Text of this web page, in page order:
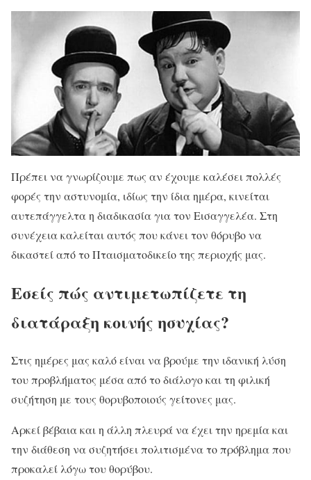
Πρέπει να γνωρίζουμε πως αν έχουμε καλέσει πολλές
φορές την αστυνομία, ιδίως την ίδια ημέρα, κινείται
αυτεπάγγελτα η διαδικασία για τον Εισαγγελέα. Στη
συνέχεια καλείται αυτός που κάνει τον θόρυβο να
δικαστεί από το Πταισματοδικείο της περιοχής μας.
Εσείς πώς αντιμετωπίζετε τη
διατάραξη κοινής ησυχίας?
Στις ημέρες μας καλό είναι να βρούμε την ιδανική λύση
του προβλήματος μέσα από το διάλογο και τη φιλική
συζήτηση με τους θορυβοποιούς γείτονες μας.
Αρκεί βέβαια και η άλλη πλευρά να έχει την ηρεμία και
την διάθεση να συζητήσει πολιτισμένα το πρόβλημα που
προκαλεί λόγω του θορύβου.